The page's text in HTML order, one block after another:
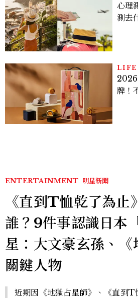
心理
測去
2026
牌！
ENTERTAINMENT 明星新聞
《直到T恤乾了為止
誰？9件事認識日本
星：大文豪玄孫、《
關鍵人物
近期因《地獄占星師》、《直到T